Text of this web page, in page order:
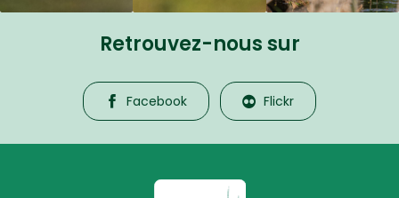
Retrouvez-nous sur
Facebook Flickr
La Petite Camargue